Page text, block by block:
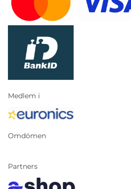
Medlem i
Omdömen
Partners